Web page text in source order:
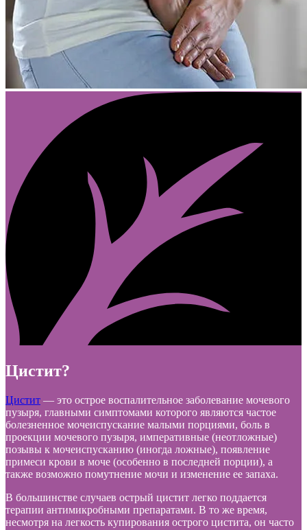
Цистит?
Цистит — это острое воспалительное заболевание мочевого
пузыря, главными симптомами которого являются частое
болезненное мочеиспускание малыми порциями, боль в
проекции мочевого пузыря, императивные (неотложные)
позывы к мочеиспусканию (иногда ложные), появление
примеси крови в моче (особенно в последней порции), а
также возможно помутнение мочи и изменение ее запаха.
В большинстве случаев острый цистит легко поддается
терапии антимикробными препаратами. В то же время,
несмотря на легкость купирования острого цистита, он часто